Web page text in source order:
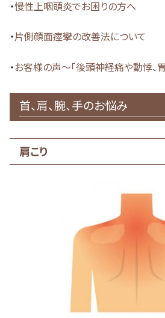
・慢性上咽頭炎でお困りの方へ
・片側顔面痙攣の改善法について
・お客様の声～「後頭神経痛や動悸、
首、肩、腕、手のお悩み
肩こり